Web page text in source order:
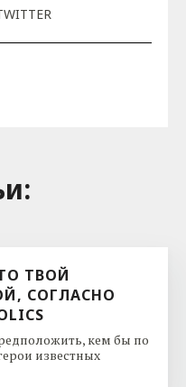
ТВОЙ
СОГЛАСНО
кем бы по
известных